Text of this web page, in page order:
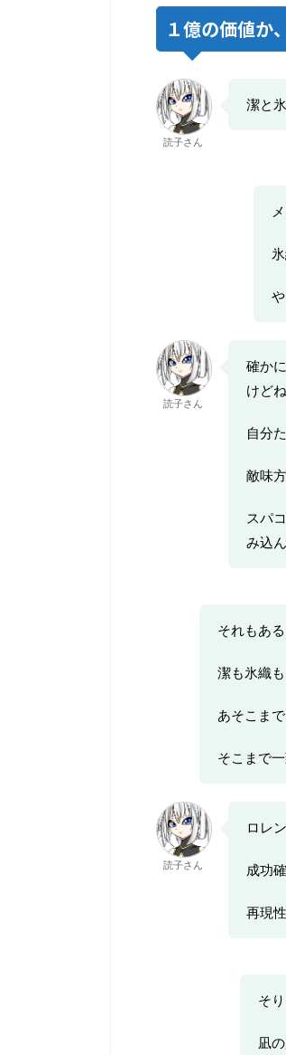
１億の価値か
読子さん
潔と
読子さん
確か
けどね
自分
敵味
スパ
み込
それもあ
潔も氷織
あそこま
そこまで
読子さん
ロレ
成功
再現
そ
凪